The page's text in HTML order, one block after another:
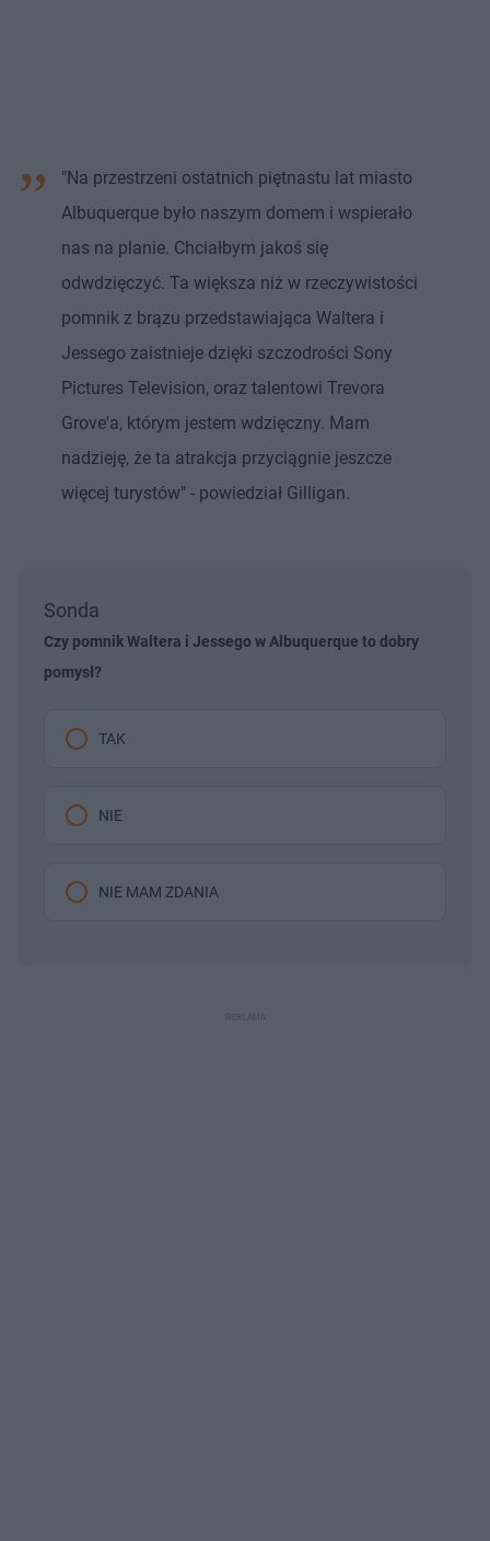
"Na przestrzeni ostatnich piętnastu lat miasto
Albuquerque było naszym domem i wspierało
nas na planie. Chciałbym jakoś się
odwdzięczyć. Ta większa niż w rzeczywistości
pomnik z brązu przedstawiająca Waltera i
Jessego zaistnieje dzięki szczodrości Sony
Pictures Television, oraz talentowi Trevora
Grove'a, którym jestem wdzięczny. Mam
nadzieję, że ta atrakcja przyciągnie jeszcze
więcej turystów" - powiedział Gilligan.
Sonda
Czy pomnik Waltera i Jessego w Albuquerque to dobry
pomysł?
TAK
NIE
NIE MAM ZDANIA